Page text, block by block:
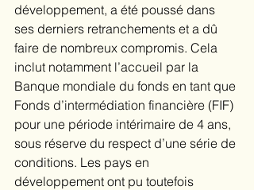
développement, a été poussé dans
ses derniers retranchements et a dû
faire de nombreux compromis. Cela
inclut notamment l’accueil par la
Banque mondiale du fonds en tant que
Fonds d’intermédiation financière (FIF)
pour une période intérimaire de 4 ans,
sous réserve du respect d’une série de
conditions. Les pays en
développement ont pu toutefois